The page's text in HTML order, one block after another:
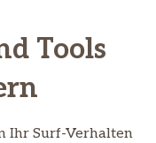
Tools
Ihr Surf-Verhalten